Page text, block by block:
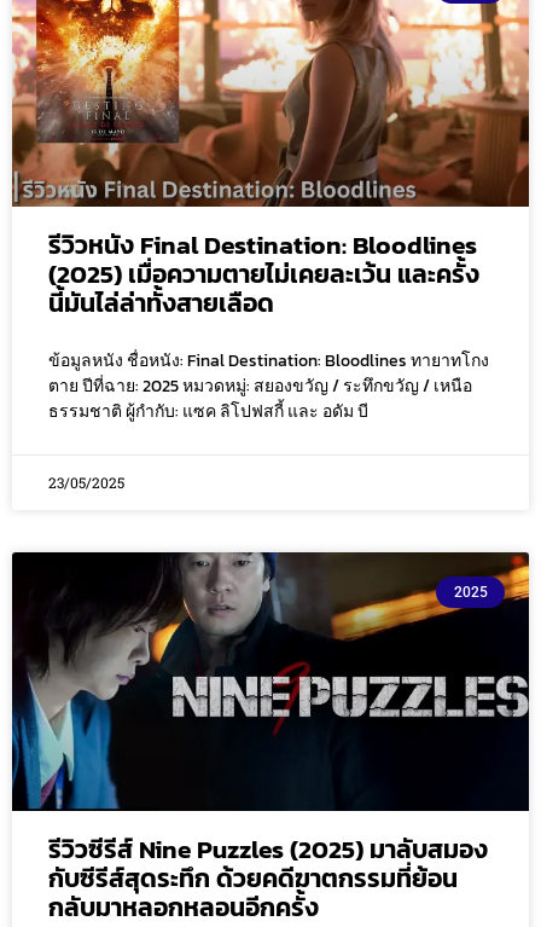
รีวิวหนัง Final Destination: Bloodlines
(2025) เมื่อความตายไม่เคยละเว้น และครั้ง
นี้มันไล่ล่าทั้งสายเลือด
ข้อมูลหนัง ชื่อหนัง: Final Destination: Bloodlines ทายาทโกง
ตาย ปีที่ฉาย: 2025 หมวดหมู่: สยองขวัญ / ระทึกขวัญ / เหนือ
ธรรมชาติ ผู้กำกับ: แซค ลิโปฟสกี้ และ อดัม บี
23/05/2025
2025
รีวิวซีรีส์ Nine Puzzles (2025) มาลับสมอง
กับซีรีส์สุดระทึก ด้วยคดีฆาตกรรมที่ย้อน
กลับมาหลอกหลอนอีกครั้ง